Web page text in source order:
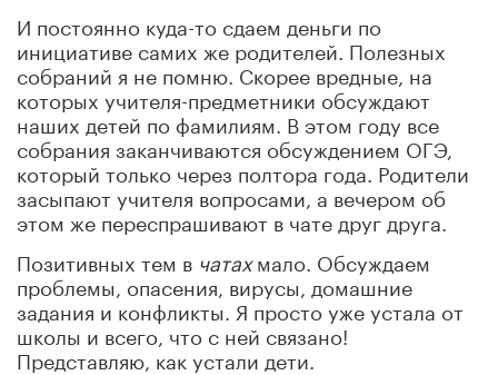
И постоянно куда-то сдаем деньги по
инициативе самих же родителей. Полезных
собраний я не помню. Скорее вредные, на
которых учителя-предметники обсуждают
наших детей по фамилиям. В этом году все
собрания заканчиваются обсуждением ОГЭ,
который только через полтора года. Родители
засыпают учителя вопросами, а вечером об
этом же переспрашивают в чате друг друга.
Позитивных тем в чатахмало. Обсуждаем
проблемы, опасения, вирусы, домашние
задания и конфликты. Я просто уже устала от
школы и всего, что с ней связано!
Представляю, как устали дети.